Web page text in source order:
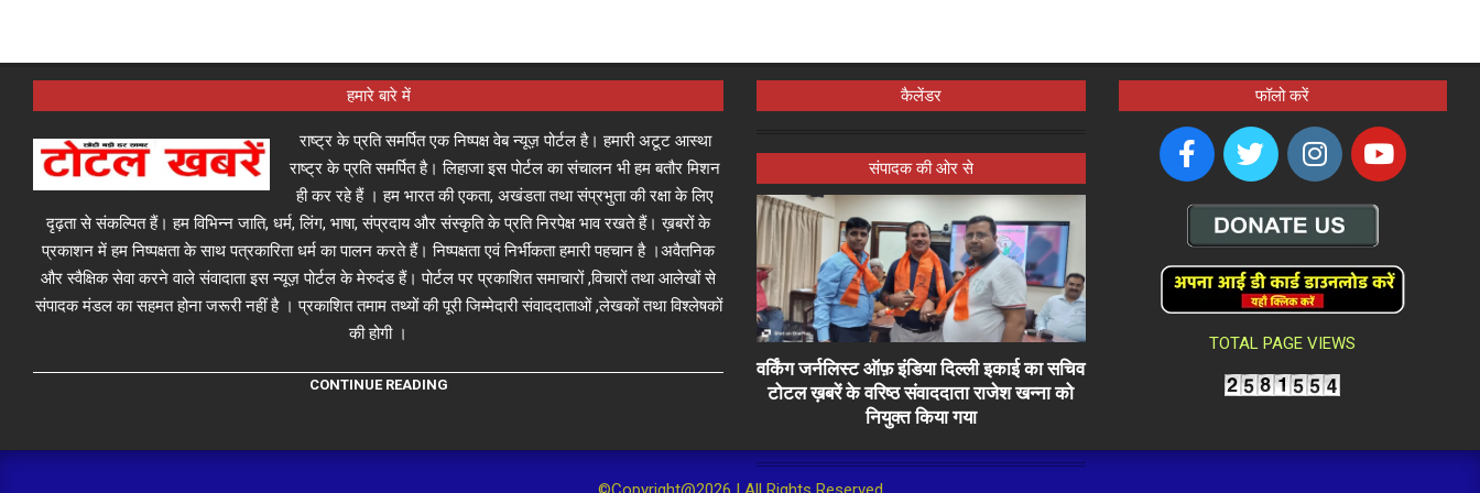
हमारे बारे में
राष्ट्र के प्रति समर्पित एक निष्पक्ष वेब न्यूज़ पोर्टल है। हमारी अटूट आस्था
राष्ट्र के प्रति समर्पित है। लिहाजा इस पोर्टल का संचालन भी हम बतौर मिशन
ही कर रहे हैं । हम भारत की एकता, अखंडता तथा संप्रभुता की रक्षा के लिए
दृढ़ता से संकल्पित हैं। हम विभिन्न जाति, धर्म, लिंग, भाषा, संप्रदाय और संस्कृति के प्रति निरपेक्ष भाव रखते हैं। ख़बरों के
प्रकाशन में हम निष्पक्षता के साथ पत्रकारिता धर्म का पालन करते हैं। निष्पक्षता एवं निर्भीकता हमारी पहचान है ।अवैतनिक
और स्वैक्षिक सेवा करने वाले संवादाता इस न्यूज़ पोर्टल के मेरुदंड हैं। पोर्टल पर प्रकाशित समाचारों ,विचारों तथा आलेखों से
संपादक मंडल का सहमत होना जरूरी नहीं है । प्रकाशित तमाम तथ्यों की पूरी जिम्मेदारी संवाददाताओं ,लेखकों तथा विश्लेषकों
की होगी ।
CONTINUE READING
कैलेंडर
संपादक की ओर से
वर्किंग जर्नलिस्ट ऑफ़ इंडिया दिल्ली इकाई का सचिव
टोटल ख़बरें के वरिष्ठ संवाददाता राजेश खन्ना को
नियुक्त किया गया
फॉलो करें
TOTAL PAGE VIEWS